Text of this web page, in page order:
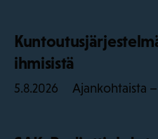
ihmisistä
5.8.2026 Ajankohtaista –